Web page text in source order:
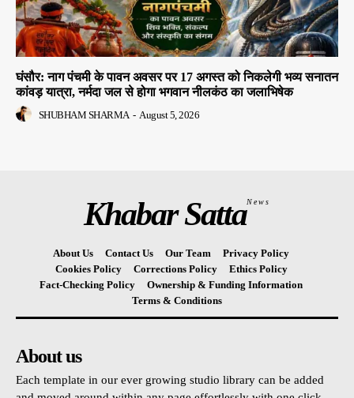
घंसौर: नाग पंचमी के पावन अवसर पर 17 अगस्त को निकलेगी भव्य सनातन
कांवड़ यात्रा, नर्मदा जल से होगा भगवान नीलकंठ का जलाभिषेक
SHUBHAM SHARMA - August 5, 2026
Khabar SattaNews
About Us Contact Us Our Team
Privacy Policy
Cookies Policy
Corrections Policy
Ethics Policy
Fact-Checking Policy
Ownership & Funding Information
Terms & Conditions
About us
Each template in our ever growing studio library can be added